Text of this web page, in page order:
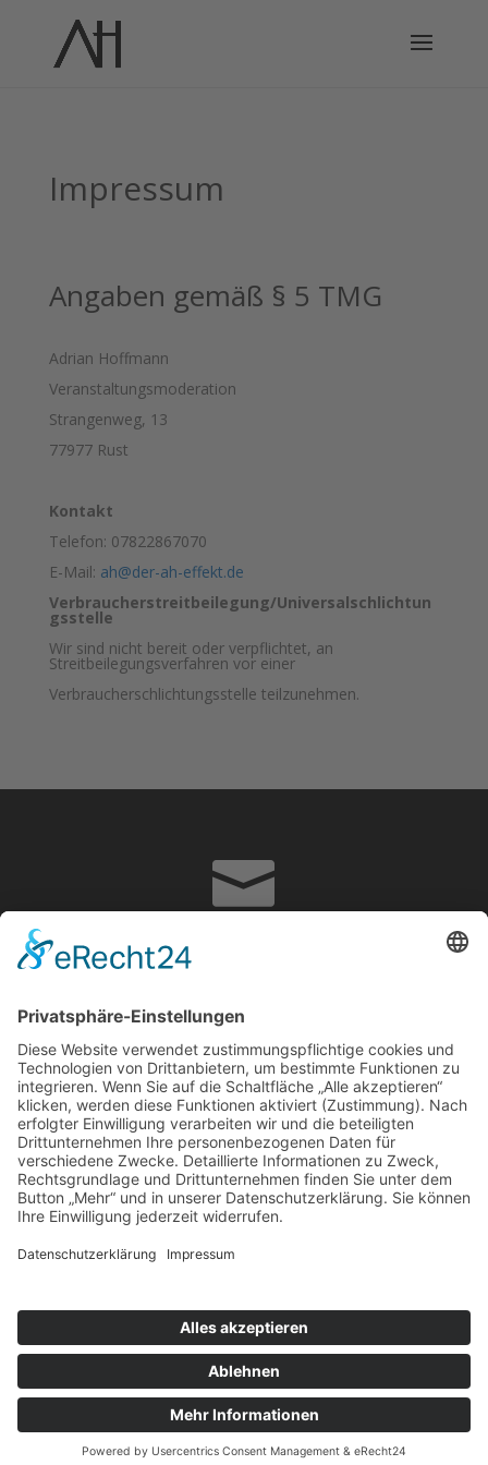
Impressum
Angaben gemäß § 5 TMG
Adrian Hoffmann
Veranstaltungsmoderation
Strangenweg, 13
77977 Rust
Kontakt
Telefon: 07822867070
E-Mail: ah@der-ah-effekt.de
Verbraucherstreitbeilegung/Universalschlichtun
gsstelle
Wir sind nicht bereit oder verpflichtet, an
Streitbeilegungsverfahren vor einer
Verbraucherschlichtungsstelle teilzunehmen.

info@adrian-hoffmann.de

07822867070
Impressum
AGBs
mir direkt hier!